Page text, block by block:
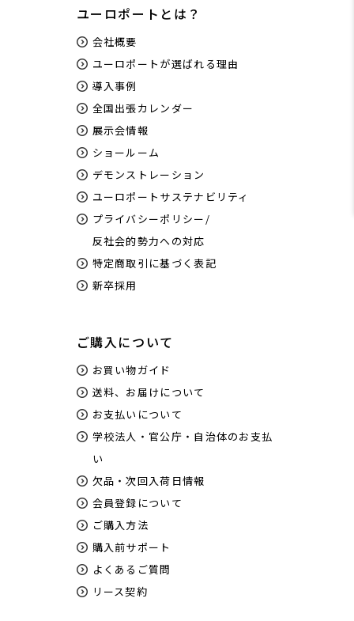
ユーロポートとは？
会社概要
ユーロポートが選ばれる理由
導入事例
全国出張カレンダー
展示会情報
ショールーム
デモンストレーション
ユーロポートサステナビリティ
プライバシーポリシー/
反社会的勢力への対応
特定商取引に基づく表記
新卒採用
ご購入について
お買い物ガイド
送料、お届けについて
お支払いについて
学校法人・官公庁・自治体のお支払
い
欠品・次回入荷日情報
会員登録について
ご購入方法
購入前サポート
よくあるご質問
リース契約